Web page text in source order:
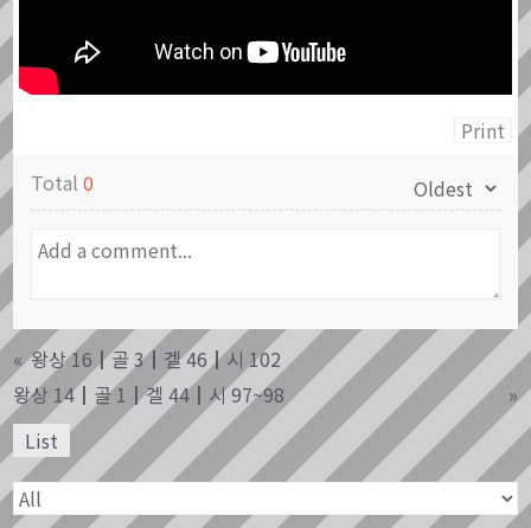
Print
Total0
« 왕상 16┃골 3┃겔 46┃시 102
왕상 14┃골 1┃겔 44┃시 97~98
»
List